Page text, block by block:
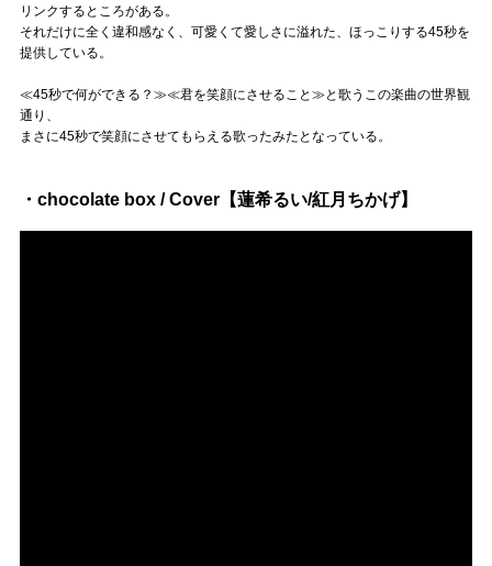
リンクするところがある。
それだけに全く違和感なく、可愛くて愛しさに溢れた、ほっこりする45秒を
提供している。
≪45秒で何ができる？≫≪君を笑顔にさせること≫と歌うこの楽曲の世界観
通り、
まさに45秒で笑顔にさせてもらえる歌ったみたとなっている。
・chocolate box / Cover【蓮希るい/紅月ちかげ】